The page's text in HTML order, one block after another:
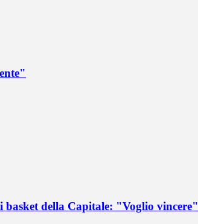
basket della Capitale: "Voglio vincere"